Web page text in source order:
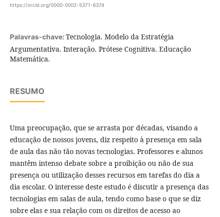
https://orcid.org/0000-0002-5371-6374
Palavras-chave: Tecnologia. Modelo da Estratégia
Argumentativa. Interação. Prótese Cognitiva. Educação
Matemática.
RESUMO
Uma preocupação, que se arrasta por décadas, visando a
educação de nossos jovens, diz respeito à presença em sala
de aula das não tão novas tecnologias. Professores e alunos
mantêm intenso debate sobre a proibição ou não de sua
presença ou utilização desses recursos em tarefas do dia a
dia escolar. O interesse deste estudo é discutir a presença das
tecnologias em salas de aula, tendo como base o que se diz
sobre elas e sua relação com os direitos de acesso ao